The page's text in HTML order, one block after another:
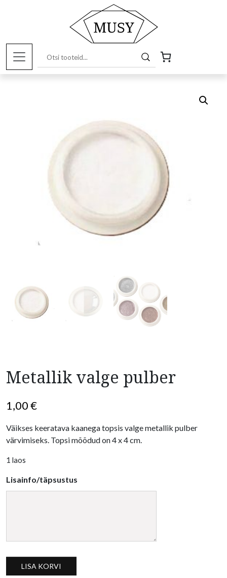
Kunstitarbed e-pood/Värvid ja
/ Metallik valge pulber
Metallik valge pulber
1,00€
Väikses keeratava kaanega topsis valge metallik pulber
värvimiseks. Topsi mõõdud on 4 x 4 cm.
1 laos
Lisainfo/täpsustus
Metallik valge pulber kogus
LISA KORVI